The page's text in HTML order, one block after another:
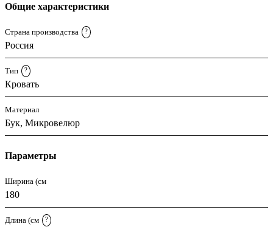
Общие характеристики
Страна производства ?
Россия
Тип ?
Кровать
Материал
Бук, Микровелюр
Параметры
Ширина (см
180
Длина (см ?